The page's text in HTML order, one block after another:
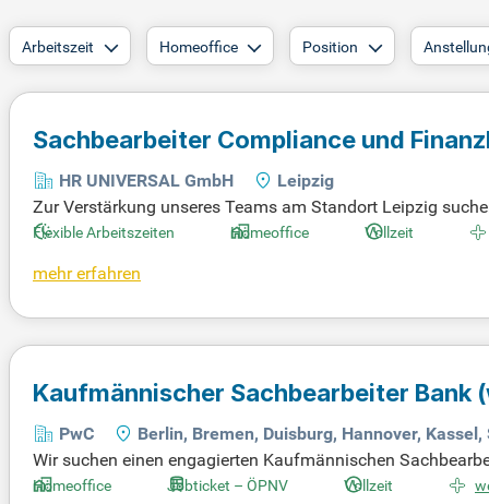
Arbeitszeit Homeoffice Position
Sachbearbeiter Compliance und
HR UNIVERSAL GmbH
Leipzig
Zur Verstärkung unseres Teams am Standort Leipzig
le sind Sie verantwortlich für die Prüfung und Bewertung
ng verdächtiger Transaktionen. Idealerweise bringen Sie
Flexible Arbeitszeiten Homeoffice Vollzeit
mehr erfahren
Kaufmännischer Sachbearbeiter Bank
PwC
Berlin, Bremen, Duisburg, Hannover,
Wir suchen einen engagierten Kaufmännischen
wirst du Teil eines dynamischen Teams, das bei der
Homeoffice Jobticket – ÖPNV Vollzeit